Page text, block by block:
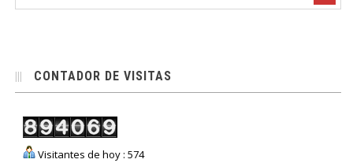
CONTADOR DE VISITAS
Visitantes de hoy : 574